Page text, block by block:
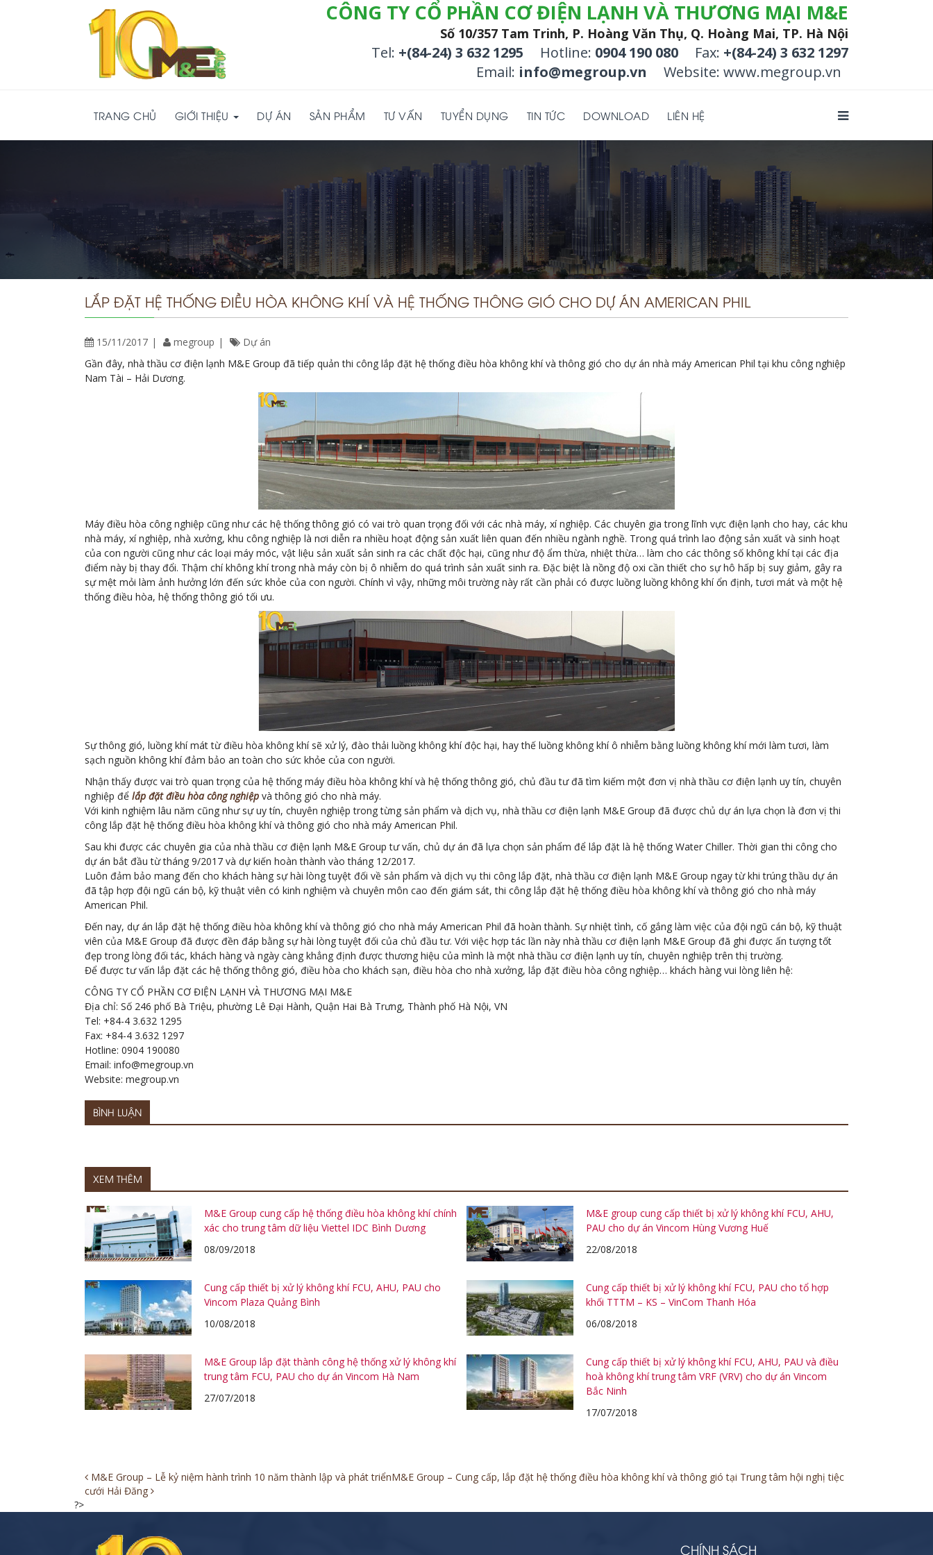
CÔNG TY CỔ PHẦN CƠ ĐIỆN LẠNH VÀ THƯƠNG MẠI M&E
Số 10/357 Tam Trinh, P. Hoàng Văn Thụ, Q. Hoàng Mai, TP. Hà Nội
Tel: +(84-24) 3 632 1295 Hotline: 0904 190 080 Fax: +(84-24) 3 632 1297
Email: info@megroup.vn Website: www.megroup.vn
TRANG CHỦ GIỚI THIỆU DỰ ÁN SẢN PHẨM TƯ VẤN TUYỂN DỤNG TIN TỨC DOWNLOAD LIÊN HỆ
LẮP ĐẶT HỆ THỐNG ĐIỀU HÒA KHÔNG KHÍ VÀ HỆ THỐNG THÔNG GIÓ CHO DỰ ÁN AMERICAN PHIL
15/11/2017 megroup
Dự án
Gần đây, nhà thầu cơ điện lạnh M&E Group đã tiếp quản thi công lắp đặt hệ thống điều hòa không khí và thông gió cho dự án nhà máy American Phil tại khu công nghiệp
Nam Tài – Hải Dương.
Máy điều hòa công nghiệp cũng như các hệ thống thông gió có vai trò quan trọng đối với các nhà máy, xí nghiệp. Các chuyên gia trong lĩnh vực điện lạnh cho hay, các khu
nhà máy, xí nghiệp, nhà xưởng, khu công nghiệp là nơi diễn ra nhiều hoạt động sản xuất liên quan đến nhiều ngành nghề. Trong quá trình lao động sản xuất và sinh hoạt
của con người cũng như các loại máy móc, vật liệu sản xuất sản sinh ra các chất độc hại, cũng như độ ẩm thừa, nhiệt thừa… làm cho các thông số không khí tại các địa
điểm này bị thay đổi. Thậm chí không khí trong nhà máy còn bị ô nhiễm do quá trình sản xuất sinh ra. Đặc biệt là nồng độ oxi cần thiết cho sự hô hấp bị suy giảm, gây ra
sự mệt mỏi làm ảnh hưởng lớn đến sức khỏe của con người. Chính vì vậy, những môi trường này rất cần phải có được luồng luồng không khí ổn định, tươi mát và một hệ
thống điều hòa, hệ thống thông gió tối ưu.
Sự thông gió, luồng khí mát từ điều hòa không khí sẽ xử lý, đào thải luồng không khí độc hại, hay thế luồng không khí ô nhiễm bằng luồng không khí mới làm tươi, làm
sạch nguồn không khí đảm bảo an toàn cho sức khỏe của con người.
Nhận thấy được vai trò quan trọng của hệ thống máy điều hòa không khí và hệ thống thông gió, chủ đầu tư đã tìm kiếm một đơn vị nhà thầu cơ điện lạnh uy tín, chuyên
nghiệp để lắp đặt điều hòa công nghiệp và thông gió cho nhà máy.
Với kinh nghiệm lâu năm cũng như sự uy tín, chuyên nghiệp trong từng sản phẩm và dịch vụ, nhà thầu cơ điện lạnh M&E Group đã được chủ dự án lựa chọn là đơn vị thi
công lắp đặt hệ thống điều hòa không khí và thông gió cho nhà máy American Phil.
Sau khi được các chuyên gia của nhà thầu cơ điện lạnh M&E Group tư vấn, chủ dự án đã lựa chọn sản phẩm để lắp đặt là hệ thống Water Chiller. Thời gian thi công cho
dự án bắt đầu từ tháng 9/2017 và dự kiến hoàn thành vào tháng 12/2017.
Luôn đảm bảo mang đến cho khách hàng sự hài lòng tuyệt đối về sản phẩm và dịch vụ thi công lắp đặt, nhà thầu cơ điện lạnh M&E Group ngay từ khi trúng thầu dự án
đã tập hợp đội ngũ cán bộ, kỹ thuật viên có kinh nghiệm và chuyên môn cao đến giám sát, thi công lắp đặt hệ thống điều hòa không khí và thông gió cho nhà máy
American Phil.
Đến nay, dự án lắp đặt hệ thống điều hòa không khí và thông gió cho nhà máy American Phil đã hoàn thành. Sự nhiệt tình, cố gắng làm việc của đội ngũ cán bộ, kỹ thuật
viên của M&E Group đã được đền đáp bằng sự hài lòng tuyệt đối của chủ đầu tư. Với việc hợp tác lần này nhà thầu cơ điện lạnh M&E Group đã ghi được ấn tượng tốt
đẹp trong lòng đối tác, khách hàng và ngày càng khẳng định được thương hiệu của mình là một nhà thầu cơ điện lạnh uy tín, chuyên nghiệp trên thị trường.
Để được tư vấn lắp đặt các hệ thống thông gió, điều hòa cho khách sạn, điều hòa cho nhà xưởng, lắp đặt điều hòa công nghiệp… khách hàng vui lòng liên hệ:
CÔNG TY CỔ PHẦN CƠ ĐIỆN LẠNH VÀ THƯƠNG MẠI M&E
Địa chỉ: Số 246 phố Bà Triệu, phường Lê Đại Hành, Quận Hai Bà Trưng, Thành phố Hà Nội, VN
Tel: +84-4 3.632 1295
Fax: +84-4 3.632 1297
Hotline: 0904 190080
Email: info@megroup.vn
Website: megroup.vn
BÌNH LUẬN
XEM THÊM
M&E Group cung cấp hệ thống điều hòa không khí chính
xác cho trung tâm dữ liệu Viettel IDC Bình Dương
08/09/2018
M&E group cung cấp thiết bị xử lý không khí FCU, AHU,
PAU cho dự án Vincom Hùng Vương Huế
22/08/2018
Cung cấp thiết bị xử lý không khí FCU, AHU, PAU cho
Vincom Plaza Quảng Bình
10/08/2018
Cung cấp thiết bị xử lý không khí FCU, PAU cho tổ hợp
khối TTTM – KS – VinCom Thanh Hóa
06/08/2018
M&E Group lắp đặt thành công hệ thống xử lý không khí
trung tâm FCU, PAU cho dự án Vincom Hà Nam
27/07/2018
Cung cấp thiết bị xử lý không khí FCU, AHU, PAU và điều
hoà không khí trung tâm VRF (VRV) cho dự án Vincom
Bắc Ninh
17/07/2018
Post
navigation
M&E Group – Lễ kỷ niệm hành trình 10 năm thành lập và phát triểnM&E Group – Cung cấp, lắp đặt hệ thống điều hòa không khí và thông gió tại Trung tâm hội nghị tiệc
cưới Hải Đăng
?>
CHÍNH SÁCH